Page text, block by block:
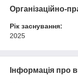
Організаційно-
Рік заснування:
2025
Інформація про